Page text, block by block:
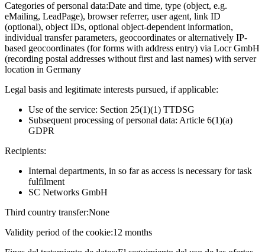
Categories of personal data:Date and time, type (object, e.g.
eMailing, LeadPage), browser referrer, user agent, link ID
(optional), object IDs, optional object-dependent information,
individual transfer parameters, geocoordinates or alternatively IP-
based geocoordinates (for forms with address entry) via Locr GmbH
(recording postal addresses without first and last names) with server
location in Germany
Legal basis and legitimate interests pursued, if applicable:
Use of the service: Section 25(1)(1) TTDSG
Subsequent processing of personal data: Article 6(1)(a)
GDPR
Recipients:
Internal departments, in so far as access is necessary for task
fulfilment
SC Networks GmbH
Third country transfer:None
Validity period of the cookie:12 months